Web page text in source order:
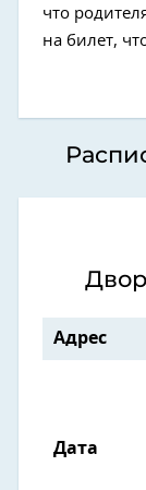
что
на билет,
Адрес
Дата